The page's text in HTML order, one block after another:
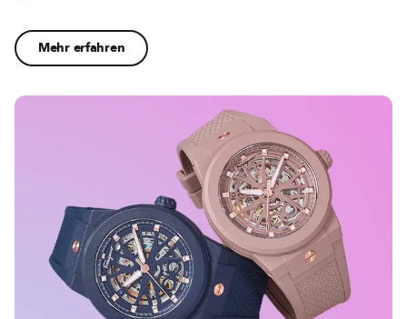
Mehr erfahren